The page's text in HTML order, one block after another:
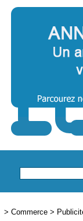
> Commerce >